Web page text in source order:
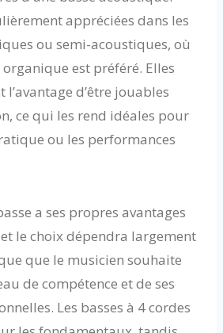
appréciées dans les
ou semi-acoustiques, où
est préféré. Elles
d’être jouables
ce qui les rend idéales pour
ou les performances
a ses propres avantages
le choix dépendra largement
que le musicien souhaite
de compétence et de ses
Les basses à 4 cordes